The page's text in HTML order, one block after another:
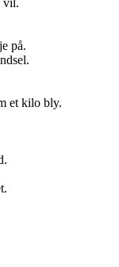
på.
et kilo bly.